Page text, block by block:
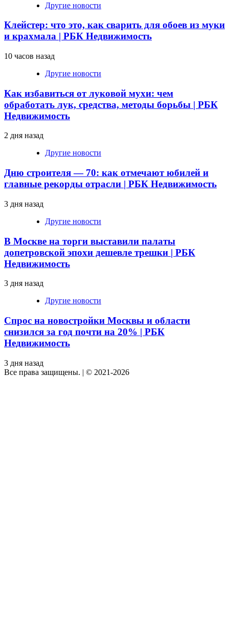
Другие новости
Клейстер: что это, как сварить для обоев из муки
и крахмала | РБК Недвижимость
10 часов назад
Другие новости
Как избавиться от луковой мухи: чем
обработать лук, средства, методы борьбы | РБК
Недвижимость
2 дня назад
Другие новости
Дню строителя — 70: как отмечают юбилей и
главные рекорды отрасли | РБК Недвижимость
3 дня назад
Другие новости
В Москве на торги выставили палаты
допетровской эпохи дешевле трешки | РБК
Недвижимость
3 дня назад
Другие новости
Спрос на новостройки Москвы и области
снизился за год почти на 20% | РБК
Недвижимость
3 дня назад
Все права защищены. | © 2021-2026